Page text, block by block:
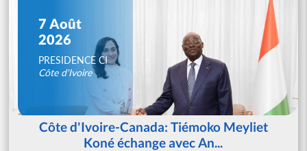
7 Août
2026
PRESIDENCE CI
Côte d'Ivoire
Côte d'Ivoire-Canada: Tiémoko Meyliet
Koné échange avec An...